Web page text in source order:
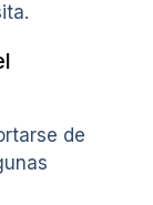
de